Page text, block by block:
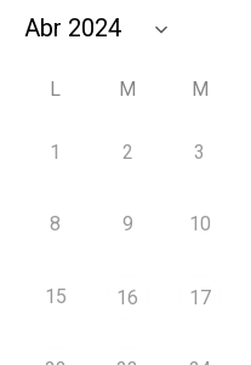
L M M
1 2 3
8 9 10
15 16 17